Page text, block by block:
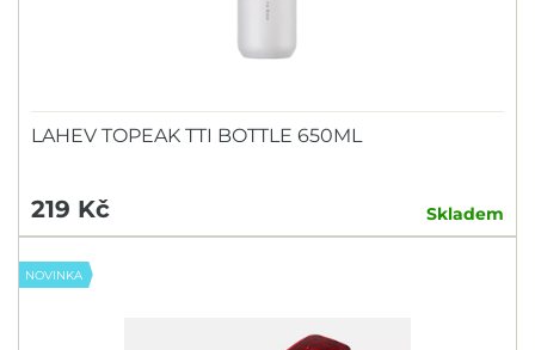
LAHEV TOPEAK TTI BOTTLE 650ML
219 Kč Skladem
NOVINKA